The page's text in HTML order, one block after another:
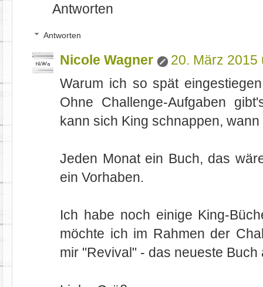
Antworten
Antworten
Nicole Wagner
20. März 2015
Warum ich so spät
Ohne Challenge-Aufgaben
kann sich King schnappen,
Jeden Monat ein Buch, das
ein Vorhaben.
Ich habe noch einige King-
möchte ich im Rahmen der
mir "Revival" - das neueste Buch